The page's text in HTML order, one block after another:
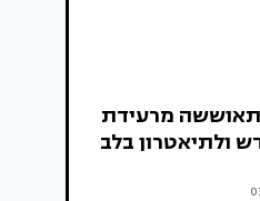
מרעידת
ולתיאטרון בלב